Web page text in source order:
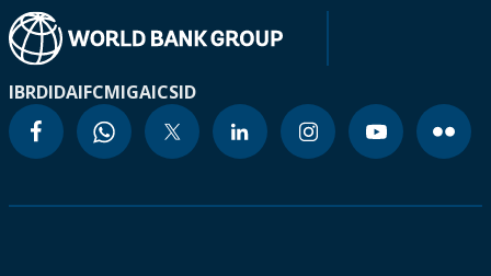
IBRDIDAIFCMIGAICSID